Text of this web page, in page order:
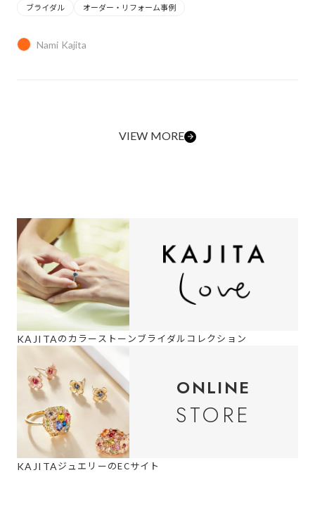
ブライダル オーダー・リフォーム事例
Nami Kajita
VIEW MORE arrow_forward
KAJITAの カラーストーンブライダルコレクション
ONLINE
STORE
KAJITAジュエリーのECサイト